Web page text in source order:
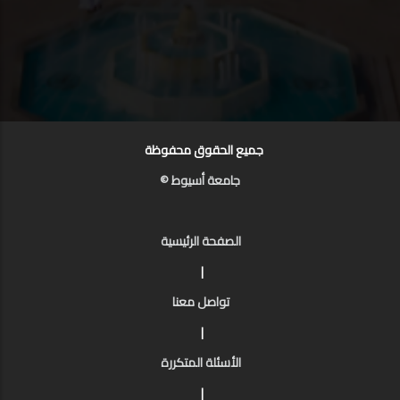
جميع الحقوق محفوظة
جامعة أسيوط ©
الصفحة الرئيسية
|
تواصل معنا
|
الأسئلة المتكررة
|